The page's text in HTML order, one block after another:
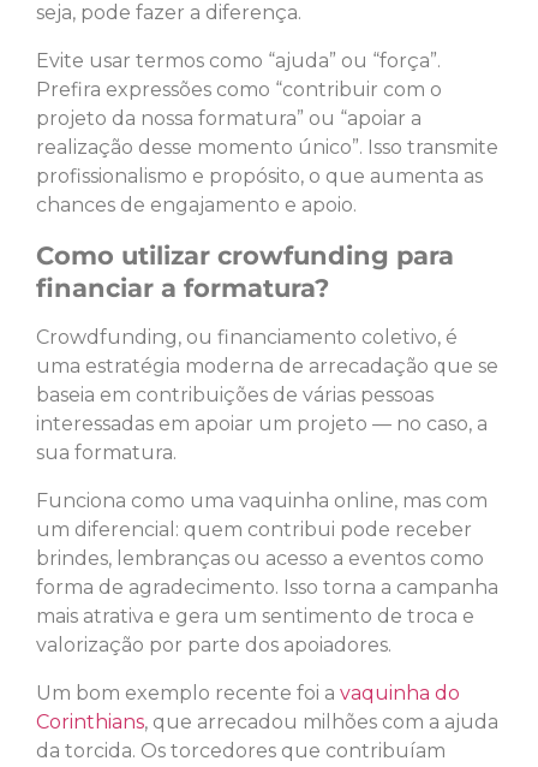
seja, pode fazer a diferença.
Evite usar termos como “ajuda” ou “força”.
Prefira expressões como “contribuir com o
projeto da nossa formatura” ou “apoiar a
realização desse momento único”. Isso transmite
profissionalismo e propósito, o que aumenta as
chances de engajamento e apoio.
Como utilizar crowfunding para
financiar a formatura?
Crowdfunding, ou financiamento coletivo, é
uma estratégia moderna de arrecadação que se
baseia em contribuições de várias pessoas
interessadas em apoiar um projeto — no caso, a
sua formatura.
Funciona como uma vaquinha online, mas com
um diferencial: quem contribui pode receber
brindes, lembranças ou acesso a eventos como
forma de agradecimento. Isso torna a campanha
mais atrativa e gera um sentimento de troca e
valorização por parte dos apoiadores.
Um bom exemplo recente foi a vaquinha do
Corinthians, que arrecadou milhões com a ajuda
da torcida. Os torcedores que contribuíam